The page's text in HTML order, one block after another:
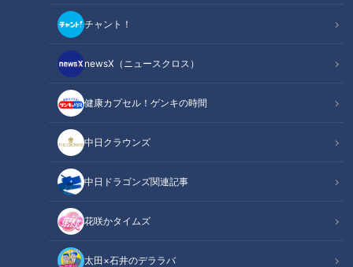
チャント！
newsX（ニュースクロス）
健康カプセル！ゲンキの時間
中日クラウンズ
中日ドラゴンズ関連記事
花咲かタイムズ
太田×石井のデララバ
合える体験”で話題！三重・紀宝町にあ
る日本で唯一ウミガメを飼育する道の駅
とは？
記事に戻る